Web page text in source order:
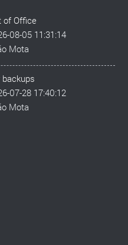
of Office
08-05 11:31:14
Mota
backups
07-28 17:40:12
Mota